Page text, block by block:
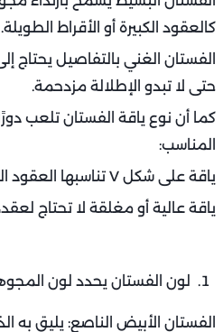
كالعقود الكبيرة أو الأقراط الطويلة.
الفستان الغني بالتفاصيل
حتى لا تبدو الإطلالة مزدحمة.
كما أن نوع ياقة الفستان تلعب
المناسب:
ياقة على شكل V تناسبها العقود الرفيعة والطويلة.
ياقة عالية أو مغلقة لا تحتاج
لون الفستان يحدد لون
الفستان الأبيض الناصع: يليق به